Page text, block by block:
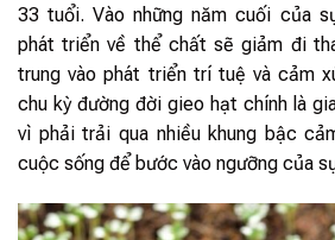
33 tuổi. Vào những năm cuối của
phát triển về thể chất sẽ giảm đi
trung vào phát triển trí tuệ và cảm
chu kỳ đường đời gieo hạt chính là
vì phải trải qua nhiều khung bậc
cuộc sống để bước vào ngưỡng của